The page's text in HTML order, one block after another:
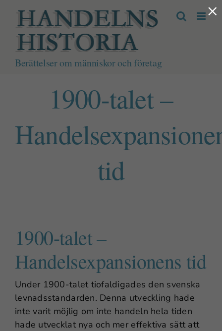
innehållet
Berättelser om människor och företag
1900-talet –
tid
1900-talet –
Handelsexpansionens tid
Under 1900-talet tiofaldigades den svenska
levnadsstandarden. Denna utveckling hade
inte varit möjlig om inte handeln hela tiden
hade utvecklat nya och mer effektiva sätt att
×